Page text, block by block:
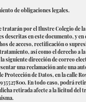
de obligaciones legales.
tratarán por el Ilustre Colegio de
descritas en este documento, y
de acceso, rectificación o
así como el derecho a
siguiente dirección de correo
una reclamación ante una
Protección de Datos, en la calle
En todo caso, podrá
retirada afecte a la licitud del